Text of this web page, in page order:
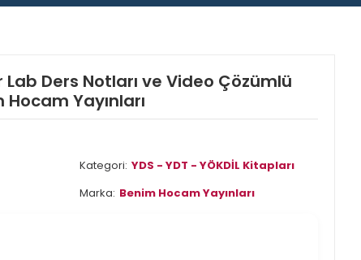
Ders Notları ve Video Çözümlü
Hocam Yayınları
Kategori: YDS - YDT - YÖKDİL Kitapları
Marka: Benim Hocam Yayınları